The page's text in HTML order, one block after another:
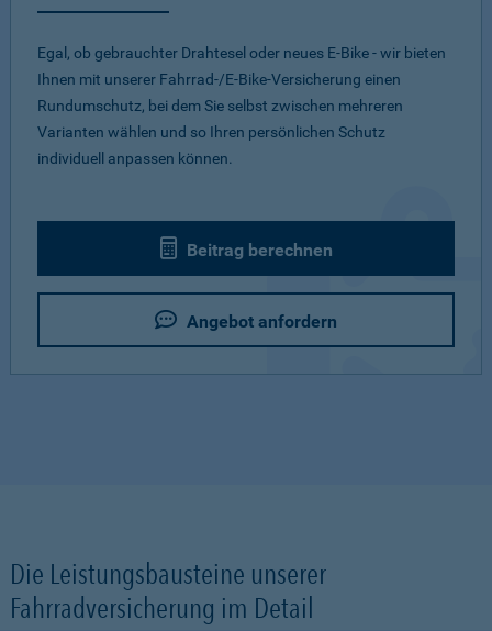
Egal, ob gebrauchter Drahtesel oder neues E-Bike - wir bieten
Ihnen mit unserer Fahrrad-/E-Bike-Versicherung einen
Rundumschutz, bei dem Sie selbst zwischen mehreren
Varianten wählen und so Ihren persönlichen Schutz
individuell anpassen können.
Beitrag berechnen
Angebot anfordern
Die Leistungsbausteine unserer
Fahrradversicherung im Detail